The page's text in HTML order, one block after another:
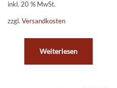
inkl. 20 % MwSt.
zzgl. Versandkosten
Weiterlesen